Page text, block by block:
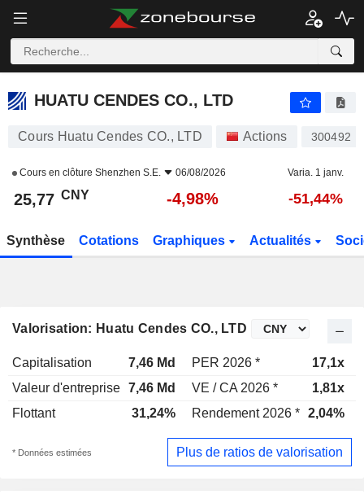
HUATU CENDES CO., LTD
HUATU CENDES CO., LTD
Cours Huatu Cendes CO., LTD Actions 300492
Cours en clôture Shenzhen S.E. 06/08/2026 Varia. 1 janv.
25,77 CNY -4,98% -51,44%
Synthèse Cotations Graphiques Actualités
Valorisation: Huatu Cendes CO., LTD
Capitalisation 7,46 Md PER 2026 * 17,1x
Valeur d'entreprise 7,46 Md VE / CA 2026 * 1,81x
Flottant
31,24% Rendement 2026 * 2,04%
* Données estimées Plus de ratios de valorisation